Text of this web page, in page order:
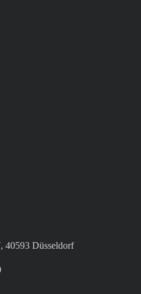
40593 Düsseldorf